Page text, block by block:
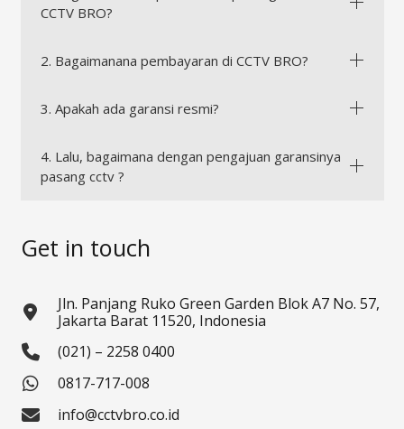
CCTV BRO?
2. Bagaimanana pembayaran di CCTV BRO?
3. Apakah ada garansi resmi?
4. Lalu, bagaimana dengan pengajuan garansinya
pasang cctv ?
Get in touch
Jln. Panjang Ruko Green Garden Blok A7 No. 57,
Jakarta Barat 11520, Indonesia
(021) – 2258 0400
0817-717-008
info@cctvbro.co.id